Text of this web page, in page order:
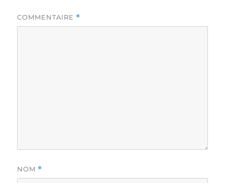
COMMENTAIRE *
NOM *